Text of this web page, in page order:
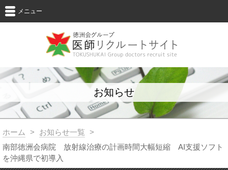
メニュー
お知らせ
ホーム > お知らせ一覧 >
南部徳洲会病院 放射線治療の計画時間大幅短縮 AI支援ソフト
を沖縄県で初導入